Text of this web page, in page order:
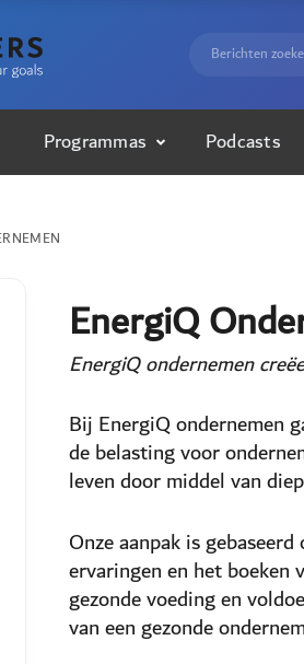
Programmas Podcasts
EnergiQ
EnergiQ ondernemen
Bij EnergiQ ondernemen
de belasting voor
leven door middel van
Onze aanpak is
ervaringen en het boeken
gezonde voeding en
van een gezonde